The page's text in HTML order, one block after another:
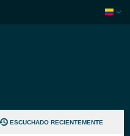
ESCUCHADO RECIENTEMENTE